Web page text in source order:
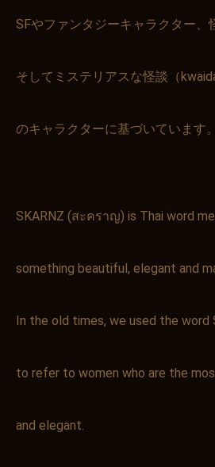
SFやファンタジーキャラクター、
そしてミステリアスな怪談（
のキャラクターに基づいています。
SKARNZ (สะคราญ) is Thai word
something beautiful, elegant and
In the old times, we used the word
to refer to women who are the
and elegant.